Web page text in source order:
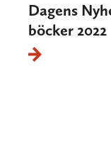
Dagens
böcker 2022